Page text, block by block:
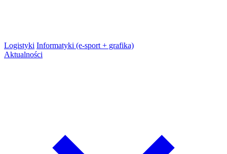
Logistyki Informatyki (e-sport + grafika)
Aktualności